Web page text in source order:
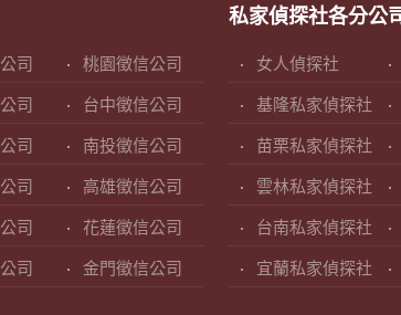
司 桃園徵信公司
司 台中徵信公司
司 南投徵信公司
司 高雄徵信公司
司 花蓮徵信公司
司 金門徵信公司
私家偵探社各分公
女人偵探社
基隆私家偵探社
苗栗私家偵探社
雲林私家偵探社
台南私家偵探社
宜蘭私家偵探社